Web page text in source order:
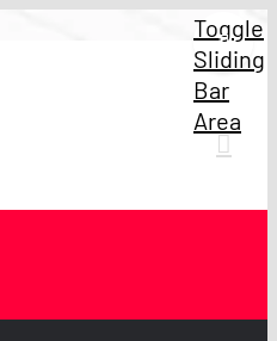
Toggle
Sliding
Bar
Area